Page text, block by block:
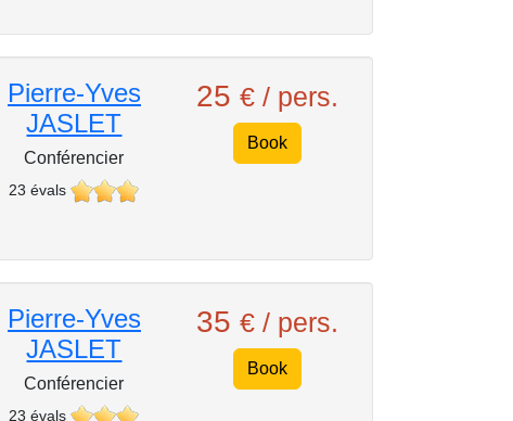
Pierre-Yves
JASLET
Conférencier
23 évals
25€ / pers.
Book
Pierre-Yves
JASLET
Conférencier
23 évals
35€ / pers.
Book